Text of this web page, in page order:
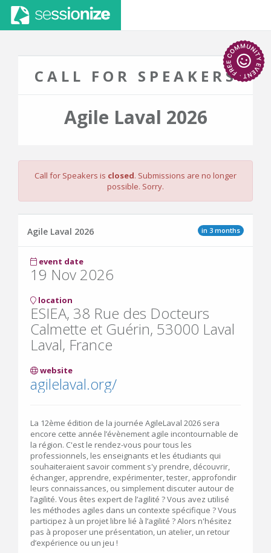
CALL FOR SPEAKERS
Agile Laval 2026
Call for Speakers is closed. Submissions are no longer
possible. Sorry.
in 3 months
Agile Laval 2026
event date
19 Nov 2026
location
ESIEA, 38 Rue des Docteurs
Calmette et Guérin, 53000 Laval
Laval, France
website
agilelaval.org/
La 12ème édition de la journée AgileLaval 2026 sera
encore cette année l’évènement agile incontournable de
la région. C'est le rendez-vous pour tous les
professionnels, les enseignants et les étudiants qui
souhaiteraient savoir comment s'y prendre, découvrir,
échanger, apprendre, expérimenter, tester, approfondir
leurs connaissances, ou simplement discuter autour de
l’agilité. Vous êtes expert de l’agilité ? Vous avez utilisé
les méthodes agiles dans un contexte spécifique ? Vous
participez à un projet libre lié à l’agilité ? Alors n'hésitez
pas à proposer une présentation, un atelier, un retour
d’expérience ou un jeu !